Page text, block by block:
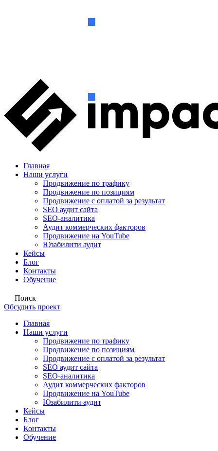
Главная
Наши услуги
Продвижение по трафику
Продвижение по позициям
Продвижение с оплатой за результат
SEO аудит сайта
SEO-аналитика
Аудит коммерческих факторов
Продвижение на YouTube
Юзабилити аудит
Кейсы
Блог
Контакты
Обучение
Поиск
Обсудить проект
Главная
Наши услуги
Продвижение по трафику
Продвижение по позициям
Продвижение с оплатой за результат
SEO аудит сайта
SEO-аналитика
Аудит коммерческих факторов
Продвижение на YouTube
Юзабилити аудит
Кейсы
Блог
Контакты
Обучение